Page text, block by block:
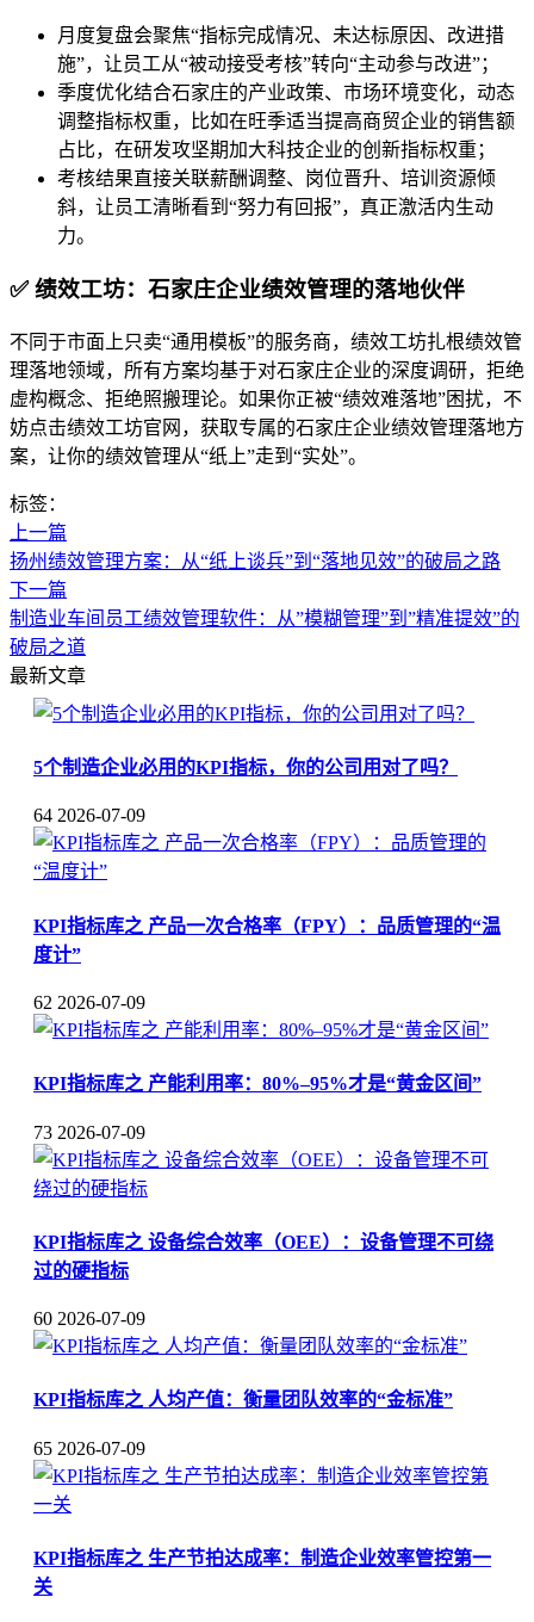
月度复盘会聚焦“指标完成情况、未达标原因、改进措
施”，让员工从“被动接受考核”转向“主动参与改进”；
季度优化结合石家庄的产业政策、市场环境变化，动态
调整指标权重，比如在旺季适当提高商贸企业的销售额
占比，在研发攻坚期加大科技企业的创新指标权重；
考核结果直接关联薪酬调整、岗位晋升、培训资源倾
斜，让员工清晰看到“努力有回报”，真正激活内生动
力。
✅ 绩效工坊：石家庄企业绩效管理的落地伙伴
不同于市面上只卖“通用模板”的服务商，绩效工坊扎根绩效管
理落地领域，所有方案均基于对石家庄企业的深度调研，拒绝
虚构概念、拒绝照搬理论。如果你正被“绩效难落地”困扰，不
妨点击绩效工坊官网，获取专属的石家庄企业绩效管理落地方
案，让你的绩效管理从“纸上”走到“实处”。
标签：
上一篇
扬州绩效管理方案：从“纸上谈兵”到“落地见效”的破局之路
下一篇
制造业车间员工绩效管理软件：从”模糊管理”到”精准提效”的
破局之道
最新文章
5个制造企业必用的KPI指标，你的公司用对了吗？
64 2026-07-09
KPI指标库之 产品一次合格率（FPY）：品质管理的“温
度计”
62 2026-07-09
KPI指标库之 产能利用率：80%–95%才是“黄金区间”
73 2026-07-09
KPI指标库之 设备综合效率（OEE）：设备管理不可绕
过的硬指标
60 2026-07-09
KPI指标库之 人均产值：衡量团队效率的“金标准”
65 2026-07-09
KPI指标库之 生产节拍达成率：制造企业效率管控第一
关